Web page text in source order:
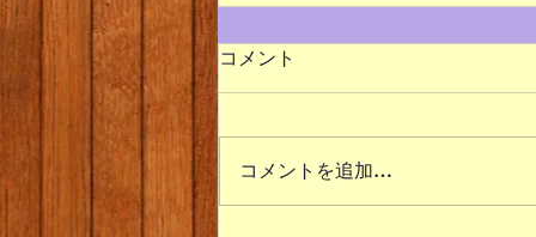
2026/8 １週目アート🎨
コメント
コメントを追加…